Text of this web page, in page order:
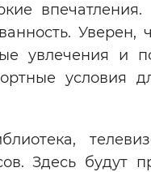
Уверен,
увлечения и
условия
Здесь будут